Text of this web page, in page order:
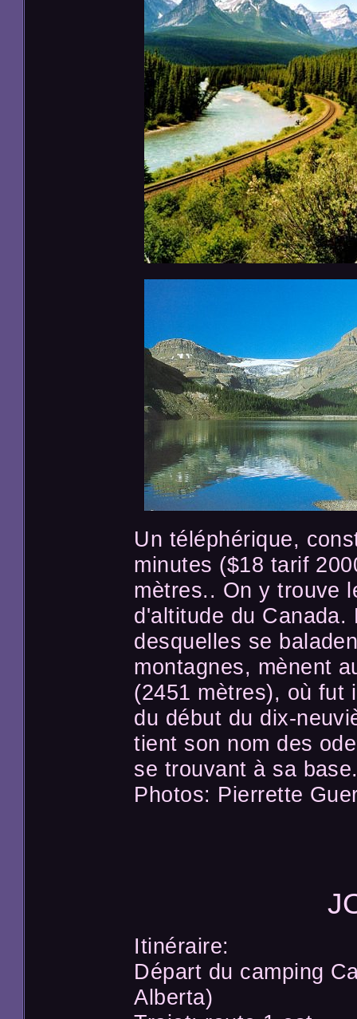
Un téléphérique,
minutes ($18 tarif
mètres.. On y trouve
d'altitude du
desquelles se
montagnes, mènent
(2451 mètres), où fut
du début du dix-
tient son nom des
se trouvant à sa
Photos: Pierrette
Itinéraire:
Départ du camping
Alberta)